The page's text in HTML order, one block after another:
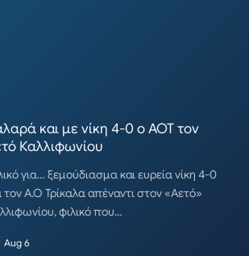
και με νίκη 4-0 ο ΑΟΤ τον
Καλλιφωνίου
για… ξεμούδιασμα και ευρεία νίκη 4-0
τον Α.Ο Τρίκαλα απέναντι στον «Αετό»
φιλικό που…
Aug 6